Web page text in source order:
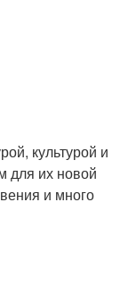
культурой и
для их новой
и много